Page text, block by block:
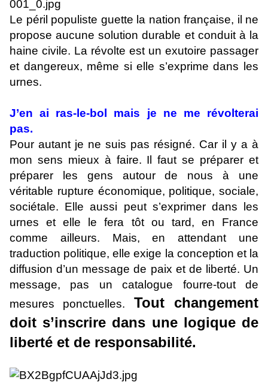
Le péril populiste guette la nation française, il ne
propose aucune solution durable et conduit à la
haine civile. La révolte est un exutoire passager
et dangereux, même si elle s’exprime dans les
urnes.
J’en ai ras-le-bol mais je ne me révolterai
pas.
Pour autant je ne suis pas résigné. Car il y a à
mon sens mieux à faire. Il faut se préparer et
préparer les gens autour de nous à une
véritable rupture économique, politique, sociale,
sociétale. Elle aussi peut s’exprimer dans les
urnes et elle le fera tôt ou tard, en France
comme ailleurs. Mais, en attendant une
traduction politique, elle exige la conception et la
diffusion d’un message de paix et de liberté. Un
message, pas un catalogue fourre-tout de
mesures ponctuelles. Tout changement
doit s’inscrire dans une logique de
liberté et de responsabilité.